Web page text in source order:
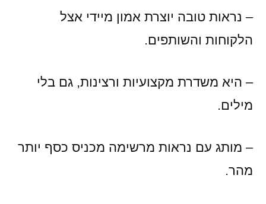
– נראות טובה יוצרת אמון מיידי אצל
הלקוחות והשותפים.
– היא משדרת מקצועיות ורצינות, גם בלי
מילים.
– מותג עם נראות מרשימה מכניס כסף יותר
מהר.